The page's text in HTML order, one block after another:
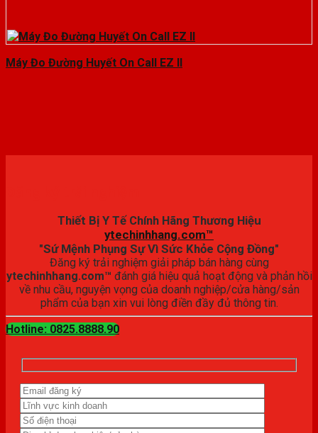
Máy Đo Đường Huyết On Call EZ II
Thiết Bị Y Tế Chính Hãng Thương Hiệu
ytechinhhang.com™
"Sứ Mệnh Phụng Sự Vì Sức Khỏe Cộng Đồng"
Đăng ký trải nghiệm giải pháp bán hàng cùng
ytechinhhang.com™ đánh giá hiệu quả hoạt động và phản hồi
về nhu cầu, nguyện vọng của doanh nghiệp/cửa hàng/sản
phẩm của bạn xin vui lòng điền đầy đủ thông tin.
Hotline: 0825.8888.90